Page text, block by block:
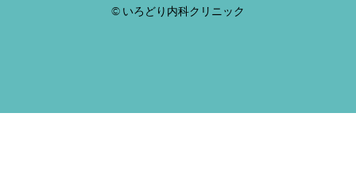
© いろどり内科クリニック